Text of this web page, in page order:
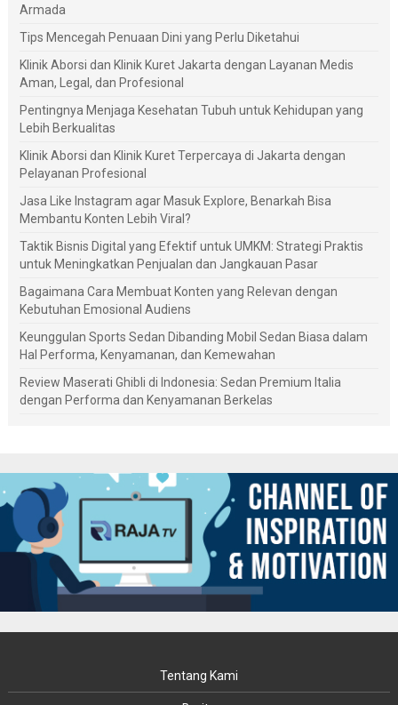
Armada
Tips Mencegah Penuaan Dini yang Perlu Diketahui
Klinik Aborsi dan Klinik Kuret Jakarta dengan Layanan Medis
Aman, Legal, dan Profesional
Pentingnya Menjaga Kesehatan Tubuh untuk Kehidupan yang
Lebih Berkualitas
Klinik Aborsi dan Klinik Kuret Terpercaya di Jakarta dengan
Pelayanan Profesional
Jasa Like Instagram agar Masuk Explore, Benarkah Bisa
Membantu Konten Lebih Viral?
Taktik Bisnis Digital yang Efektif untuk UMKM: Strategi Praktis
untuk Meningkatkan Penjualan dan Jangkauan Pasar
Bagaimana Cara Membuat Konten yang Relevan dengan
Kebutuhan Emosional Audiens
Keunggulan Sports Sedan Dibanding Mobil Sedan Biasa dalam
Hal Performa, Kenyamanan, dan Kemewahan
Review Maserati Ghibli di Indonesia: Sedan Premium Italia
dengan Performa dan Kenyamanan Berkelas
Tentang Kami